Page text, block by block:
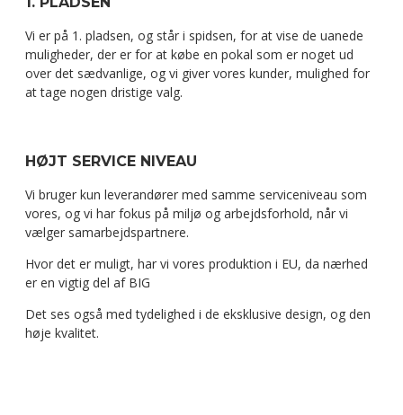
Vi er på 1. pladsen, og står i spidsen, for at vise de uanede
muligheder, der er for at købe en pokal som er noget ud
over det sædvanlige, og vi giver vores kunder, mulighed for
at tage nogen dristige valg.
HØJT SERVICE NIVEAU
Vi bruger kun leverandører med samme serviceniveau som
vores, og vi har fokus på miljø og arbejdsforhold, når vi
vælger samarbejdspartnere.
Hvor det er muligt, har vi vores produktion i EU, da nærhed
er en vigtig del af BIG
Det ses også med tydelighed i de eksklusive design, og den
høje kvalitet.